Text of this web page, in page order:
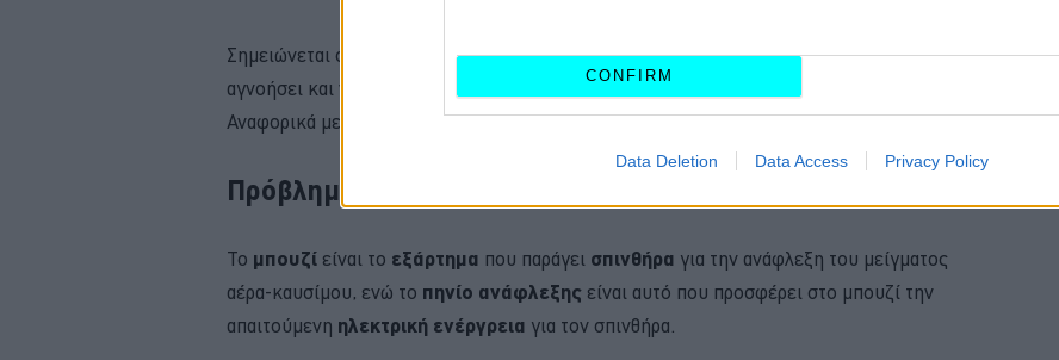
CONFIRM
Data Deletion Data Access Privacy Policy
Σημειώνεται ότι εφόσον ο οδηγός δει τη συγκεκριμένη λυχνία συνίσταται να μην την
αγνοήσει και να
επισκεφτεί ένα συνεργείο για τη διάγνωση του προβλήματος.
Αναφορικά με τις πιο πιθανές αιτίες εμφάνισης του EPC στο καντράν, αυτές είναι οι εξής:
Πρόβλημα στο μπουζί ή το πηνιό ανάφλεξης
Το μπουζί είναι το εξάρτημα που παράγει σπινθήρα για την ανάφλεξη του μείγματος
αέρα-καυσίμου, ενώ το πηνίο ανάφλεξης είναι αυτό που προσφέρει στο μπουζί την
απαιτούμενη ηλεκτρική ενέργρεια για τον σπινθήρα.